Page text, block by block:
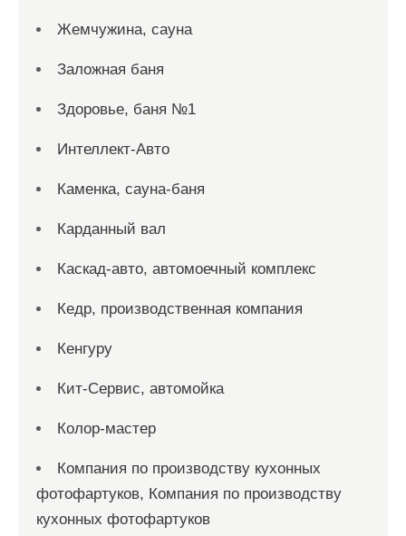
Жемчужина, сауна
Заложная баня
Здоровье, баня №1
Интеллект-Авто
Каменка, сауна-баня
Карданный вал
Каскад-авто, автомоечный комплекс
Кедр, производственная компания
Кенгуру
Кит-Сервис, автомойка
Колор-мастер
Компания по производству кухонных
фотофартуков, Компания по производству
кухонных фотофартуков